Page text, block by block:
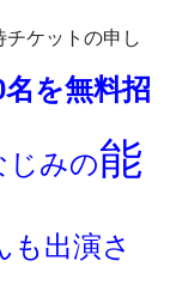
チケットの申し
名を無料招
じみの能
も出演さ